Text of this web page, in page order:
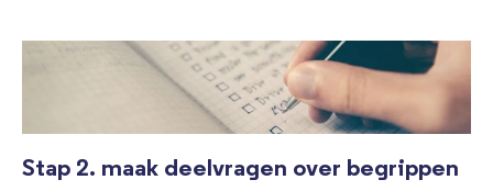
Stap 2. maak deelvragen over begrippen